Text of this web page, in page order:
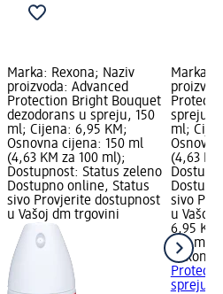
Marka: Rexona; Naziv
proizvoda: Advanced
Protection Bright Bouquet
dezodorans u spreju, 150
ml; Cijena: 6,95 KM;
Osnovna cijena: 150 ml
(4,63 KM za 100 ml);
Dostupnost: Status zeleno
Dostupno online, Status
sivo Provjerite dostupnost
u Vašoj dm trgovini
Marka:
spreju
ml;
(4,63
sivo
u Vašoj
6,95 KM
150 ml
Rexona
spreju